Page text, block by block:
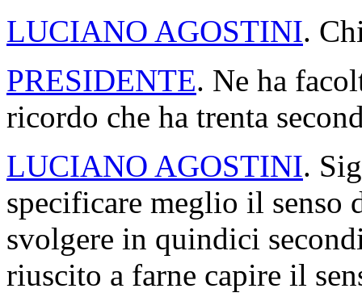
LUCIANO AGOSTINI.
PRESIDENTE. Ne ha
ricordo che ha trenta
LUCIANO AGOSTINI.
specificare meglio il
svolgere in quindici
riuscito a farne capire il